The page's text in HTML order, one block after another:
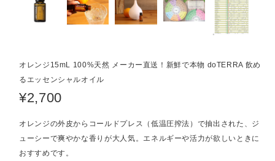
オレンジ15mL 100%天然 メーカー直送！新鮮で本物 doTERRA 飲め
るエッセンシャルオイル
¥2,700
オレンジの外皮からコールドプレス（低温圧搾法）で抽出された、ジ
ューシーで爽やかな香りが大人気。エネルギーや活力が欲しいときに
おすすめです。